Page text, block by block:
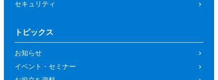
セキュリティ
トピックス
お知らせ
イベント・セミナー